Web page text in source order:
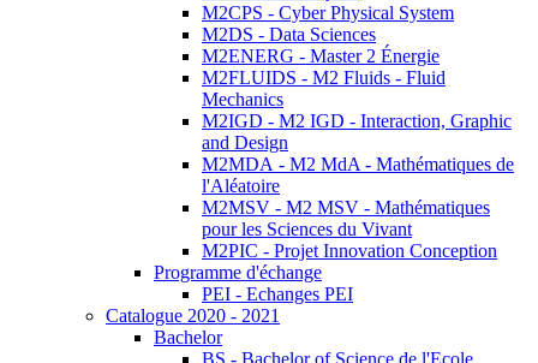
M2CPS - Cyber Physical System
M2DS - Data Sciences
M2ENERG - Master 2 Énergie
M2FLUIDS - M2 Fluids - Fluid
Mechanics
M2IGD - M2 IGD - Interaction, Graphic
and Design
M2MDA - M2 MdA - Mathématiques de
l'Aléatoire
M2MSV - M2 MSV - Mathématiques
pour les Sciences du Vivant
M2PIC - Projet Innovation Conception
Programme d'échange
PEI - Echanges PEI
Catalogue 2020 - 2021
Bachelor
BS - Bachelor of Science de l'Ecole